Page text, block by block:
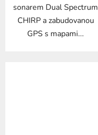
sonarem Dual Spectrum
CHIRP a zabudovanou
GPS s mapami...